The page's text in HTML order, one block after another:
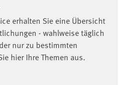
erhalten Sie eine Übersicht
- wahlweise täglich
nur zu bestimmten
hier Ihre Themen aus.